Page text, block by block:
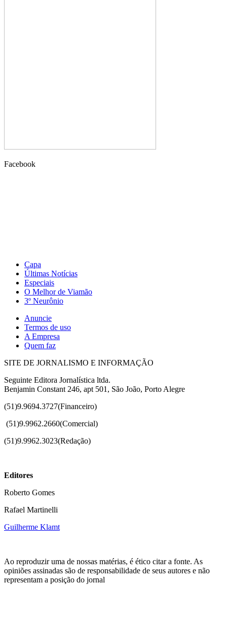
Facebook
Capa
Últimas Notícias
Especiais
O Melhor de Viamão
3º Neurônio
Anuncie
Termos de uso
A Empresa
Quem faz
SITE DE JORNALISMO E INFORMAÇÃO
Seguinte Editora Jornalística ltda.
Benjamin Constant 246, apt 501, São João, Porto Alegre
(51)9.9694.3727(Financeiro)
(51)9.9962.2660(Comercial)
(51)9.9962.3023(Redação)
Editores
Roberto Gomes
Rafael Martinelli
Guilherme Klamt
Ao reproduzir uma de nossas matérias, é ético citar a fonte. As
opiniões assinadas são de responsabilidade de seus autores e não
representam a posição do jornal